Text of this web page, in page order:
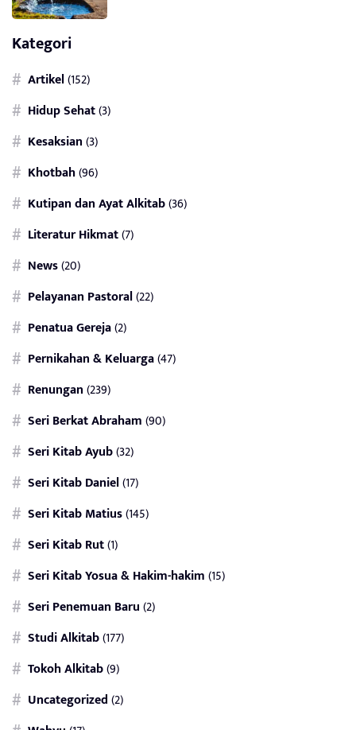
Kategori
Artikel(152)
Hidup Sehat(3)
Kesaksian(3)
Khotbah(96)
Kutipan dan Ayat Alkitab(36)
Literatur Hikmat(7)
News(20)
Pelayanan Pastoral(22)
Penatua Gereja(2)
Pernikahan & Keluarga(47)
Renungan(239)
Seri Berkat Abraham(90)
Seri Kitab Ayub(32)
Seri Kitab Daniel(17)
Seri Kitab Matius(145)
Seri Kitab Rut(1)
Seri Kitab Yosua & Hakim-hakim(15)
Seri Penemuan Baru(2)
Studi Alkitab(177)
Tokoh Alkitab(9)
Uncategorized(2)